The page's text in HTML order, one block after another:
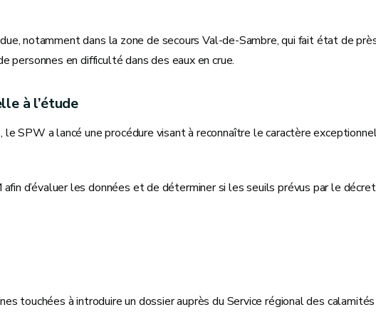
notamment dans la zone de secours Val-de-Sambre, qui fait état de
en difficulté dans des eaux en crue.
à l’étude
SPW a lancé une procédure visant à reconnaître le caractère
d’évaluer les données et de déterminer si les seuils prévus par le décret
touchées à introduire un dossier auprès du Service régional des calamités